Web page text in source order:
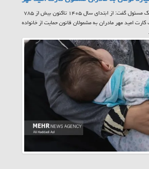
به گزارش حراج کن یک مسئول گفت: از ابتدای سال ۱۴۰۵ تاکنون بیش از ۷۸۵
کارت امید مهر مادران به مشمولان قانون حمایت از خانواده